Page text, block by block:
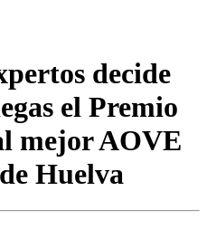
decide
el Premio
mejor AOVE
Huelva